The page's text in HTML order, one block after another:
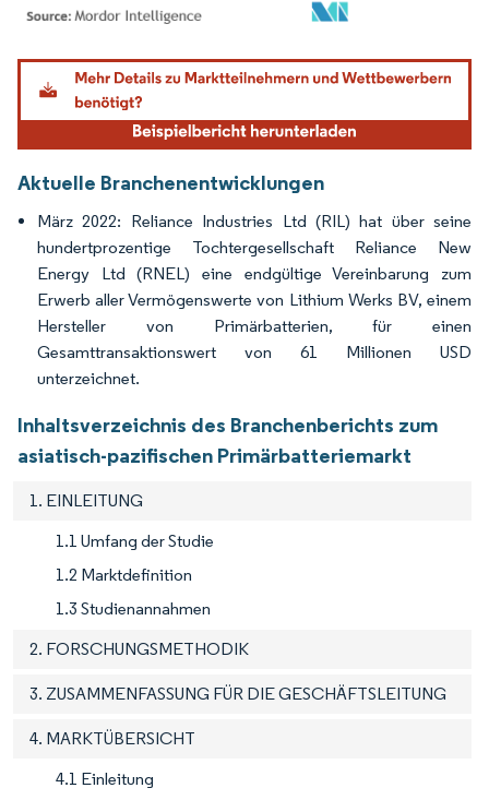
Bild © Mordor Intelligence. Wiederverwendung erfordert Namensnennung gemäß
Aktuelle Branchenentwicklungen
März 2022: Reliance Industries Ltd (RIL) hat über seine
hundertprozentige Tochtergesellschaft Reliance New
Energy Ltd (RNEL) eine endgültige Vereinbarung zum
Erwerb aller Vermögenswerte von Lithium Werks BV, einem
Hersteller von Primärbatterien, für einen
Gesamttransaktionswert von 61 Millionen USD
unterzeichnet.
Inhaltsverzeichnis des Branchenberichts zum
asiatisch-pazifischen Primärbatteriemarkt
1. EINLEITUNG
1.1 Umfang der Studie
1.2 Marktdefinition
1.3 Studienannahmen
2. FORSCHUNGSMETHODIK
3. ZUSAMMENFASSUNG FÜR DIE GESCHÄFTSLEITUNG
4. MARKTÜBERSICHT
4.1 Einleitung